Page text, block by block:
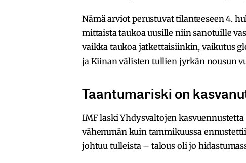
Nämä arviot perustuvat tilanteeseen 4.
mittaista taukoa uusille niin sanotuille
vaikka taukoa jatkettaisiinkin, vaikutus
ja Kiinan välisten tullien jyrkän nousun
Taantumariski on
IMF laski Yhdysvaltojen
vähemmän kuin tammikuussa
johtuu tulleista – talous oli jo